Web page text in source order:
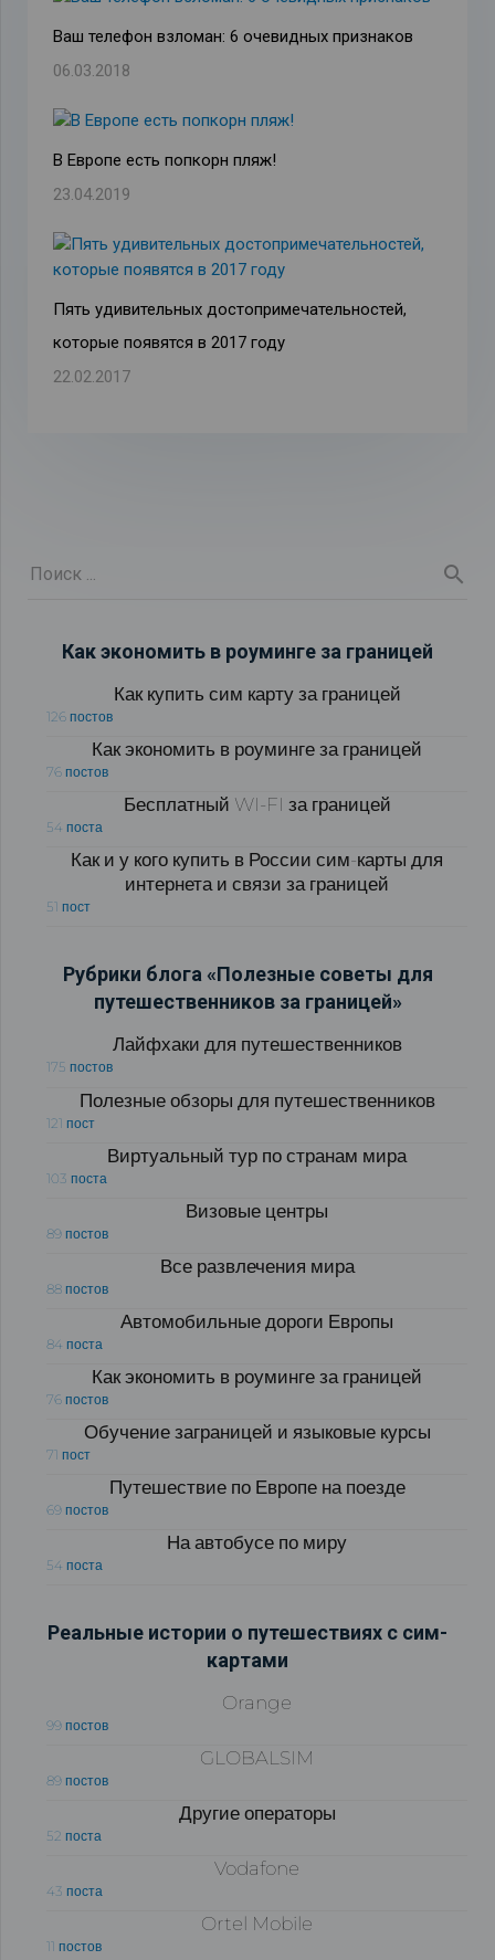
Ваш телефон взломан: 6 очевидных признаков
06.03.2018
В Европе есть попкорн пляж!
23.04.2019
Пять удивительных достопримечательностей,
которые появятся в 2017 году
22.02.2017
Как экономить в роуминге за границей
Как купить сим карту за границей
126 постов
Как экономить в роуминге за границей
76 постов
Бесплатный WI-FI за границей
54 поста
Как и у кого купить в России сим-карты для
интернета и связи за границей
51 пост
Рубрики блога «Полезные советы для
путешественников за границей»
Лайфхаки для путешественников
175 постов
Полезные обзоры для путешественников
121 пост
Виртуальный тур по странам мира
103 поста
Визовые центры
89 постов
Все развлечения мира
88 постов
Автомобильные дороги Европы
84 поста
Как экономить в роуминге за границей
76 постов
Обучение заграницей и языковые курсы
71 пост
Путешествие по Европе на поезде
69 постов
На автобусе по миру
54 поста
Реальные истории о путешествиях с сим-
картами
Orange
99 постов
GLOBALSIM
89 постов
Другие операторы
52 поста
Vodafone
43 поста
Ortel Mobile
11 постов